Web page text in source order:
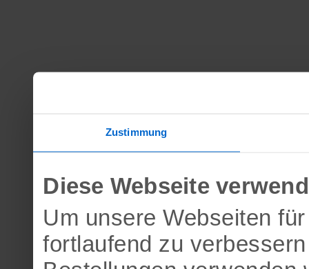
Zustimmung
Diese Webseite
Um unsere Webseiten
fortlaufend zu